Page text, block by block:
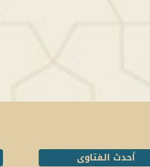
أحدث الفتاوى